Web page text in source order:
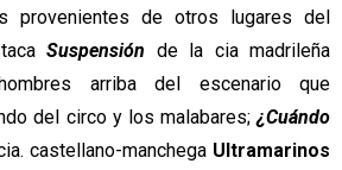
provenientes de otros lugares del
Suspensión
arriba del escenario que
del circo y los malabares; ¿Cuándo
castellano-manchega Ultramarinos